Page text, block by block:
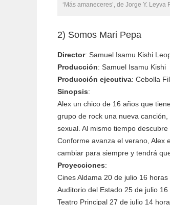
‘Más amaneceres’, de Jorge Y. Leyva
2) Somos Mari Pepa
Director: Samuel Isamu Kishi
Producción: Samuel Isamu Kishi
Producción ejecutiva: Cebolla
Sinopsis:
Alex un chico de 16 años que
grupo de rock una nueva
sexual. Al mismo tiempo
Conforme avanza el verano, Alex
cambiar para siempre y tendrá
Proyecciones:
Cines Aldama 20 de julio 16 horas
Auditorio del Estado 25 de julio 16
Teatro Principal 27 de julio 14